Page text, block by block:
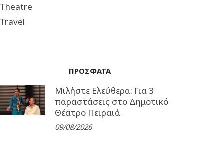
Theatre
Travel
ΠΡΟΣΦΑΤΑ
Μιλήστε Ελεύθερα: Για 3
παραστάσεις στο Δημοτικό
Θέατρο Πειραιά
09/08/2026